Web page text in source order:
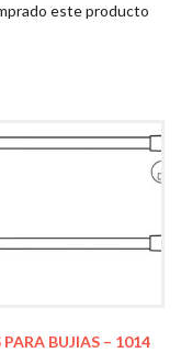
este producto
PARA BUJIAS – 1014